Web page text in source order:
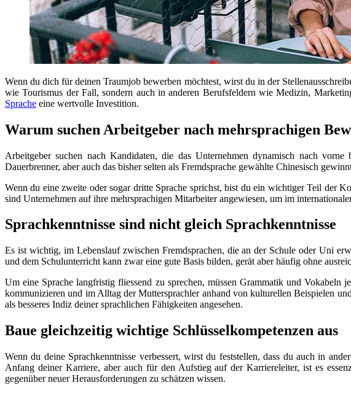
Wenn du dich für deinen Traumjob bewerben möchtest, wirst du in der
wie Tourismus der Fall, sondern auch in anderen Berufsfeldern wie Medizin,
Sprache eine wertvolle Investition.
Warum suchen Arbeitgeber nach mehrsprachigen
Arbeitgeber suchen nach Kandidaten, die das Unternehmen dynamisch nach
Dauerbrenner, aber auch das bisher selten als Fremdsprache gewählte Chinesisch
Wenn du eine zweite oder sogar dritte Sprache sprichst, bist du ein wichtiger Teil der
sind Unternehmen auf ihre mehrsprachigen Mitarbeiter angewiesen, um im
Sprachkenntnisse sind nicht gleich Sprachkenntnisse
Es ist wichtig, im Lebenslauf zwischen Fremdsprachen, die an der Schule oder Uni
und dem Schulunterricht kann zwar eine gute Basis bilden, gerät aber häufig ohne
Um eine Sprache langfristig fliessend zu sprechen, müssen Grammatik und
kommunizieren und im Alltag der Muttersprachler anhand von kulturellen Beispielen
als besseres Indiz deiner sprachlichen Fähigkeiten angesehen.
Baue gleichzeitig wichtige Schlüsselkompetenzen aus
Wenn du deine Sprachkenntnisse verbessert, wirst du feststellen, dass du auch in
Anfang deiner Karriere, aber auch für den Aufstieg auf der Karriereleiter, ist es
gegenüber neuer Herausforderungen zu schätzen wissen.